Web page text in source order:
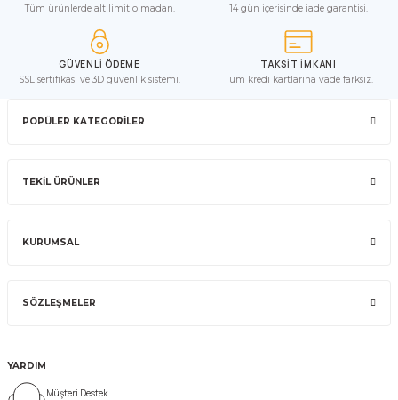
Tüm ürünlerde alt limit olmadan. 14 gün içerisinde iade garantisi.
GÜVENLİ ÖDEME
SSL sertifikası ve 3D güvenlik sistemi.
TAKSİT İMKANI
Tüm kredi kartlarına vade farksız.
POPÜLER KATEGORİLER
TEKİL ÜRÜNLER
KURUMSAL
SÖZLEŞMELER
YARDIM
Müşteri Destek